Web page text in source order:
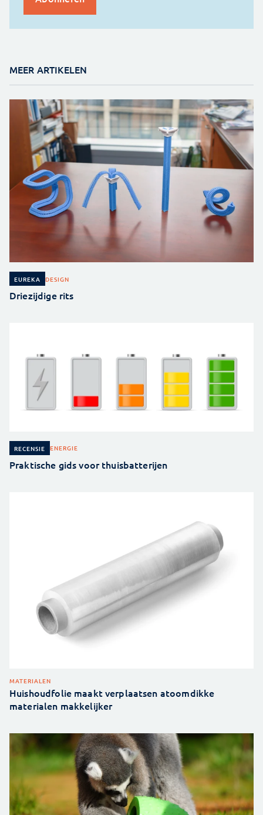
MEER ARTIKELEN
EUREKA DESIGN
Driezijdige rits
RECENSIE ENERGIE
Praktische gids voor thuisbatterijen
MATERIALEN
Huishoudfolie maakt verplaatsen atoomdikke
materialen makkelijker